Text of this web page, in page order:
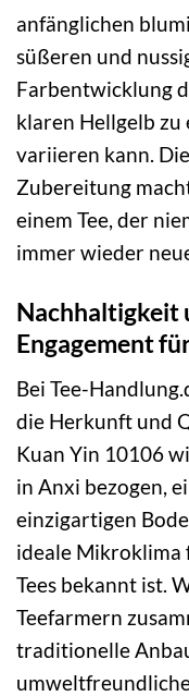
anfänglichen
süßeren und
Farbentwicklung
klaren Hellgelb
variieren kann.
Zubereitung
einem Tee, der
immer wieder
Nachhaltigkeit
Engagement
Bei Tee-
die Herkunft und
Kuan Yin 10106
in Anxi bezogen,
einzigartigen
ideale Mikroklima
Tees bekannt ist.
Teefarmern
traditionelle